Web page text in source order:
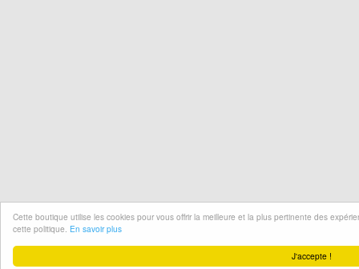
J'accepte !
Cette boutique utilise les cookies pour vous offrir la meilleure et la plus pertinente des
cette politique. En savoir plus